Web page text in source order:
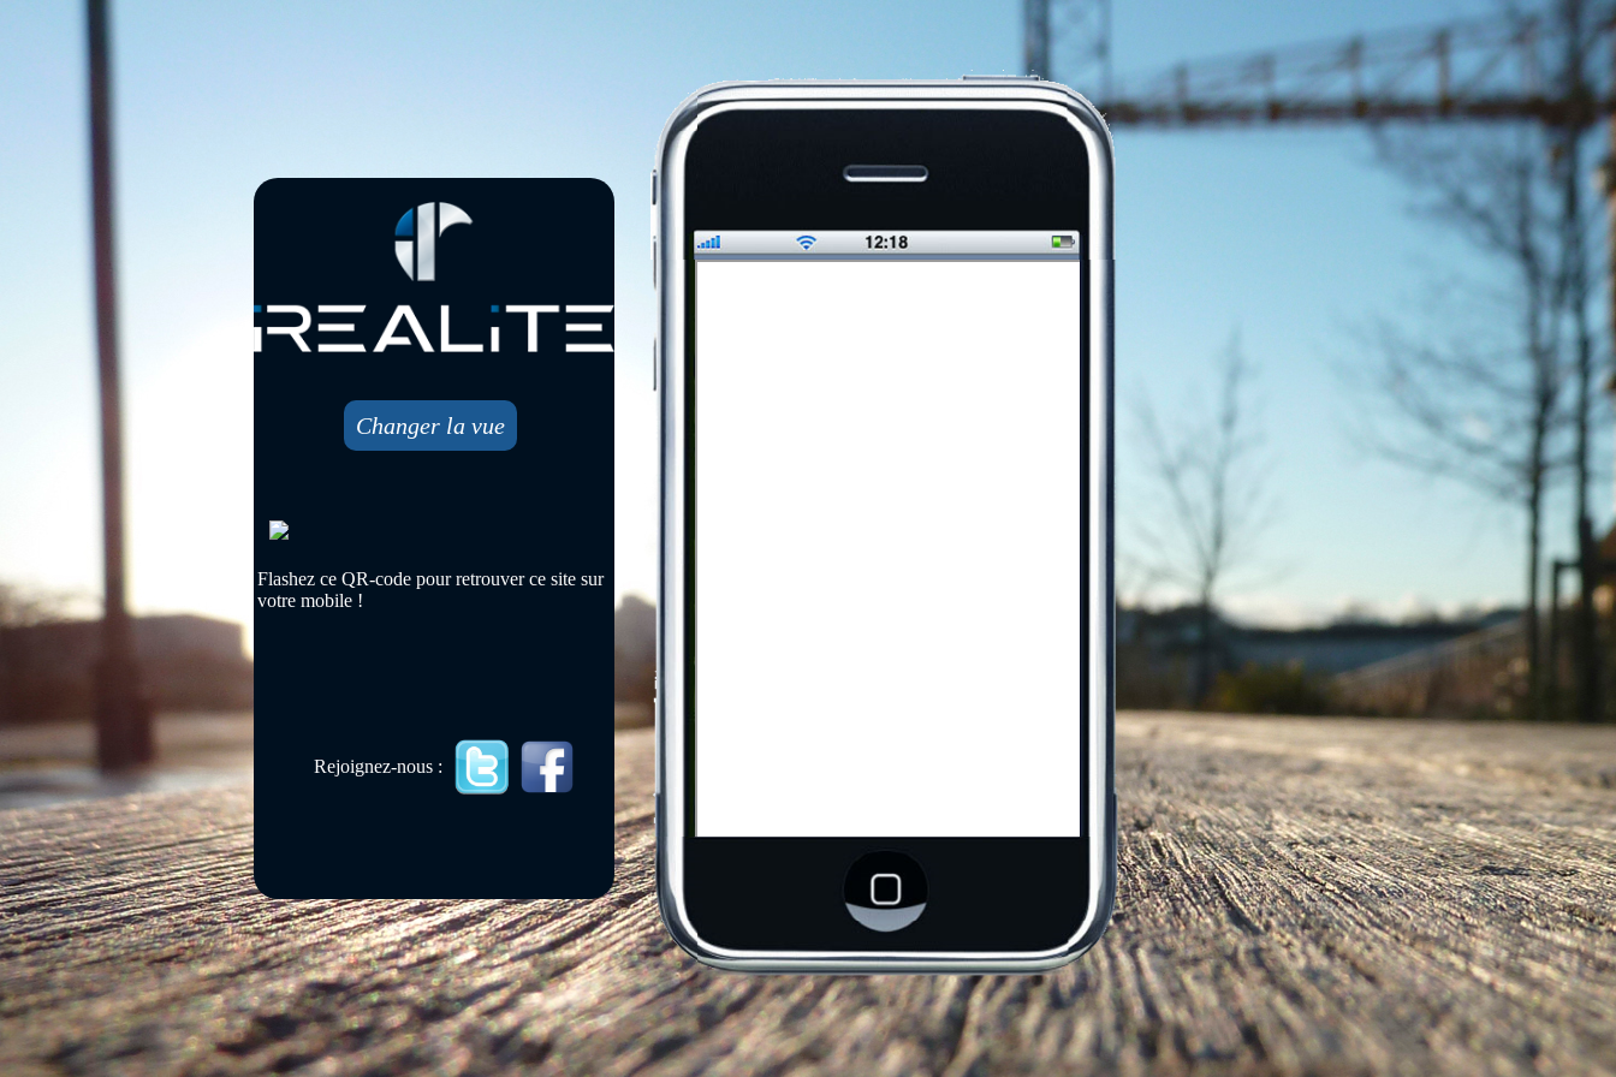
Changer la vue
Flashez ce QR-code pour retrouver ce site sur
votre mobile !
Rejoignez-nous :